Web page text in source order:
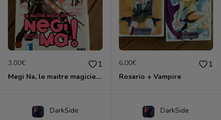
3.00€ 1
Megi Na, le maitre magicien, Volume 1
6.00€ 1
Rosario + Vampire
DarkSide DarkSide